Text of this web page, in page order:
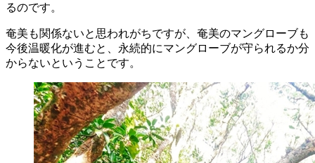
るのです。
奄美も関係ないと思われがちですが、奄美のマングローブも
今後温暖化が進むと、永続的にマングローブが守られるか分
からないということです。